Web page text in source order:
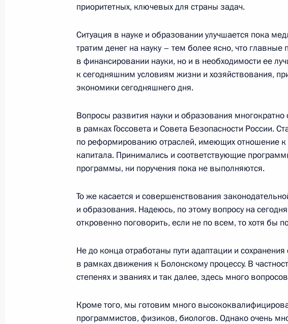
Начало встречи с бывшим Председателем
Испании Хосе Мариа Аснаром
19 октября 2004 года, 14:44 Москва, Кремль
18 октября 2004 года, понедельник
Стенографический отчет о совещании с членами
18 октября 2004 года, 21:54 Москва, Кремль
Ответы глав государств – членов Организации
Азиатское сотрудничество» на вопросы
18 октября 2004 года, 19:52 Душанбе
Заявление для прессы по итогам заседания
сотрудничество»
18 октября 2004 года, 19:00 Душанбе
приоритетных, ключевых для страны задач.
Ситуация в науке и образовании улучшается пока
тратим денег на науку – тем более ясно, что
в финансировании науки, но и в необходимости ее
к сегодняшним условиям жизни и хозяйствования,
экономики сегодняшнего дня.
Вопросы развития науки и образования
в рамках Госсовета и Совета Безопасности России.
по реформированию отраслей, имеющих отношение к
капитала. Принимались и соответствующие
программы, ни поручения пока не выполняются.
То же касается и совершенствования
и образования. Надеюсь, по этому вопросу на
откровенно поговорить, если не по всем, то хотя бы
Не до конца отработаны пути адаптации и
в рамках движения к Болонскому процессу. В
степенях и званиях и так далее, здесь много
Кроме того, мы готовим много
программистов, физиков, биологов. Однако очень